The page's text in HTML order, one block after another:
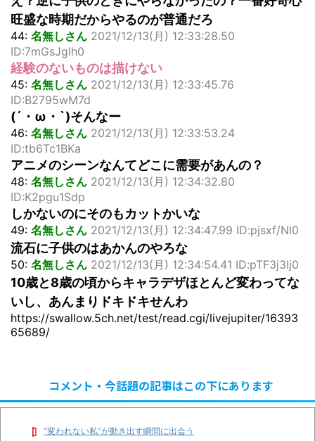
旺盛な時期だからやるのが普通だろ
44: 名無しさん 2021/12/13(月) 12:33:28.50
ID:7mGsJglh0
経験のないものは描けない
45: 名無しさん 2021/12/13(月) 12:33:45.76
ID:B2795wM7d
(´・ω・`)そんなー
46: 名無しさん 2021/12/13(月) 12:33:53.24
ID:tb6Tc1BKa
アニメのシーンなんてどこに需要があんの？
48: 名無しさん 2021/12/13(月) 12:34:32.80
ID:K2pgu1Sdp
しかないのにそのもカットかいな
49: 名無しさん 2021/12/13(月) 12:34:47.99 ID:pjsxf/Nl0
流石に子供のはあかんのやろな
50: 名無しさん 2021/12/13(月) 12:34:54.41 ID:pTF3j3Ij0
10歳と8歳の頃からキャラデザほとんど変わってな
いし、あんまりドキドキせんわ
https://swallow.5ch.net/test/read.cgi/livejupiter/16393
65689/
コメント・今話題の記事はこの下にあります
“変われない私”が動き出す瞬間に出会う